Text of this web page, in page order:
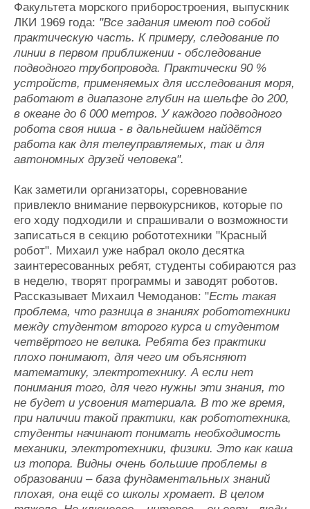
Факультета морского приборостроения, выпускник
ЛКИ 1969 года: "Все задания имеют под собой
практическую часть. К примеру, следование по
линии в первом приближении - обследование
подводного трубопровода. Практически 90 %
устройств, применяемых для исследования моря,
работают в диапазоне глубин на шельфе до 200,
в океане до 6 000 метров. У каждого подводного
робота своя ниша - в дальнейшем найдётся
работа как для телеуправляемых, так и для
автономных друзей человека".
Как заметили организаторы, соревнование
привлекло внимание первокурсников, которые по
его ходу подходили и спрашивали о возможности
записаться в секцию робототехники "Красный
робот". Михаил уже набрал около десятка
заинтересованных ребят, студенты собираются раз
в неделю, творят программы и заводят роботов.
Рассказывает Михаил Чемоданов: "Есть такая
проблема, что разница в знаниях робототехники
между студентом второго курса и студентом
четвёртого не велика. Ребята без практики
плохо понимают, для чего им объясняют
математику, электротехнику. А если нет
понимания того, для чего нужны эти знания, то
не будет и усвоения материала. В то же время,
при наличии такой практики, как робототехника,
студенты начинают понимать необходимость
механики, электротехники, физики. Это как каша
из топора. Видны очень большие проблемы в
образовании – база фундаментальных знаний
плохая, она ещё со школы хромает. В целом